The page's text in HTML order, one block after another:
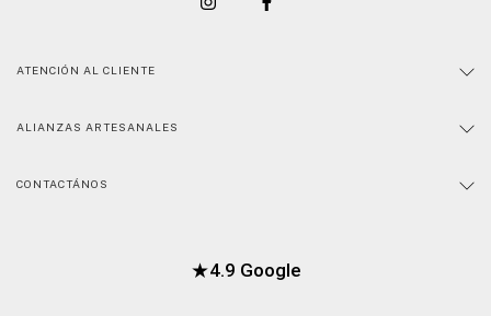
ATENCIÓN AL CLIENTE
ALIANZAS ARTESANALES
CONTACTÁNOS
★4.9 Google